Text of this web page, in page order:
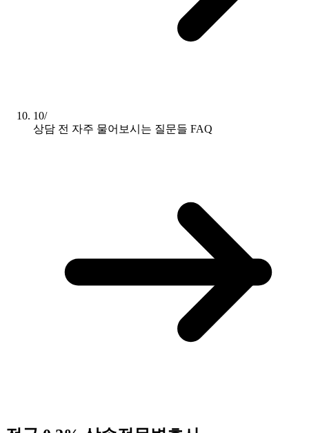
10/
상담 전 자주 물어보시는 질문들 FAQ